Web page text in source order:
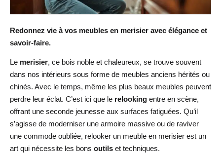
Redonnez vie à vos meubles en merisier avec élégance et
savoir-faire.
Le merisier, ce bois noble et chaleureux, se trouve souvent
dans nos intérieurs sous forme de meubles anciens hérités ou
chinés. Avec le temps, même les plus beaux meubles peuvent
perdre leur éclat. C’est ici que le relooking entre en scène,
offrant une seconde jeunesse aux surfaces fatiguées. Qu’il
s’agisse de moderniser une armoire massive ou de raviver
une commode oubliée, relooker un meuble en merisier est un
art qui nécessite les bons outils et techniques.